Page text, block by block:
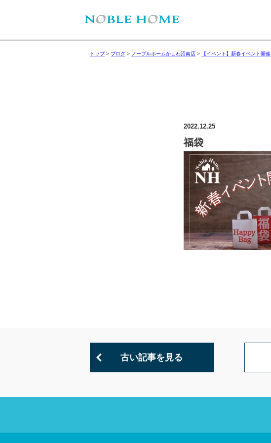
トップ> ブログ > ノーブルホームかしわ沼南店 > 【イベント】新春イベント開催
2022.12.25
福袋
古い記事を見る